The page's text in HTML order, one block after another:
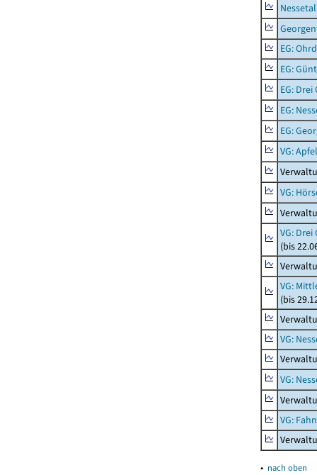
Nessetal
EG:
EG:
EG:
EG:
EG:
VG:
VG:
VG:
(bis
VG:
(bis
VG:
VG:
VG:
▴ nach oben